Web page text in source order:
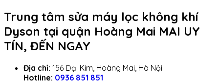
Trung tâm sửa máy lọc không khí
Dyson tại quận Hoàng Mai MAI UY
TÍN, ĐẾN NGAY
Địa chỉ: 156 Đại Kim, Hoàng Mai, Hà Nội
Hotline: 0936 851 851